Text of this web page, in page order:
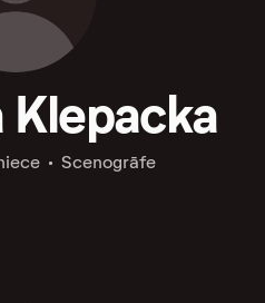
Scenogrāfe